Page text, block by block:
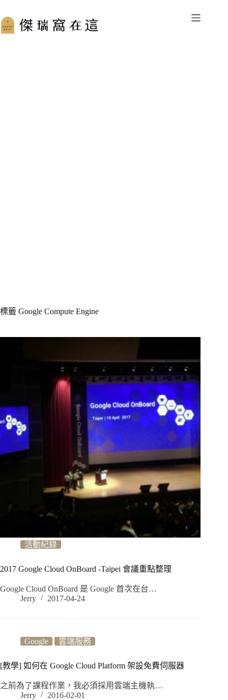
至
主
標籤 Google Compute Engine
活動紀錄
2017 Google Cloud OnBoard -Taipei 會議重點整理
Google Cloud OnBoard 是 Google 首次在台…
Jerry
2017-04-24
Google 雲端服務
[教學] 如何在 Google Cloud Platform 架設免費伺服器
之前為了課程作業，我必須採用雲端主機執…
Jerry
2016-02-01